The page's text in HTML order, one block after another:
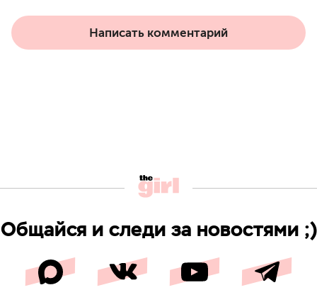
Написать комментарий
Общайся и следи за новостями ;)